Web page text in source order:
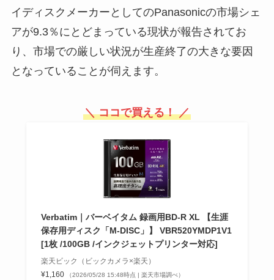
イディスクメーカーとしてのPanasonicの市場シェ
アが9.3％にとどまっている現状が報告されてお
り、市場での厳しい状況が生産終了の大きな要因
となっていることが伺えます。
＼ ココで買える！ ／
Verbatim｜バーベイタム 録画用BD-R XL 【生涯
保存用ディスク「M-DISC」】 VBR520YMDP1V1
[1枚 /100GB /インクジェットプリンター対応]
楽天ビック（ビックカメラ×楽天）
¥1,160
（2026/05/28 15:48時点 | 楽天市場調べ）